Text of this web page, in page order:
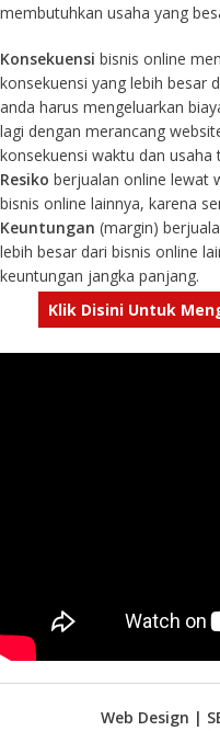
membutuhkan usaha yang
Konsekuensi bisnis online
konsekuensi yang lebih besar
anda harus mengeluarkan
lagi dengan merancang
konsekuensi waktu dan usaha
Resiko berjualan online lewat
bisnis online lainnya, karena
Keuntungan (margin)
lebih besar dari bisnis online
keuntungan jangka panjang.
Klik Disini Untuk
Web Design |